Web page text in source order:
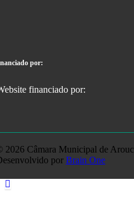
por:
2026 Câmara Municipal de
por Brain One